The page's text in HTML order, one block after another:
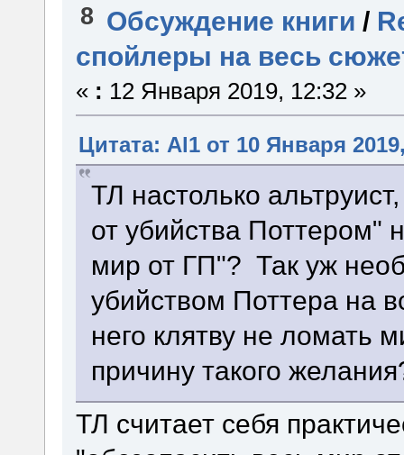
8 Обсуждение книги /
спойлеры на весь
« : 12 Января 2019, 12:32 »
Цитата: Al1 от 10 Января
ТЛ настолько
от убийства Поттером"
мир от ГП"? Так уж
убийством Поттера на
него клятву не ломать
причину такого
ТЛ считает себя